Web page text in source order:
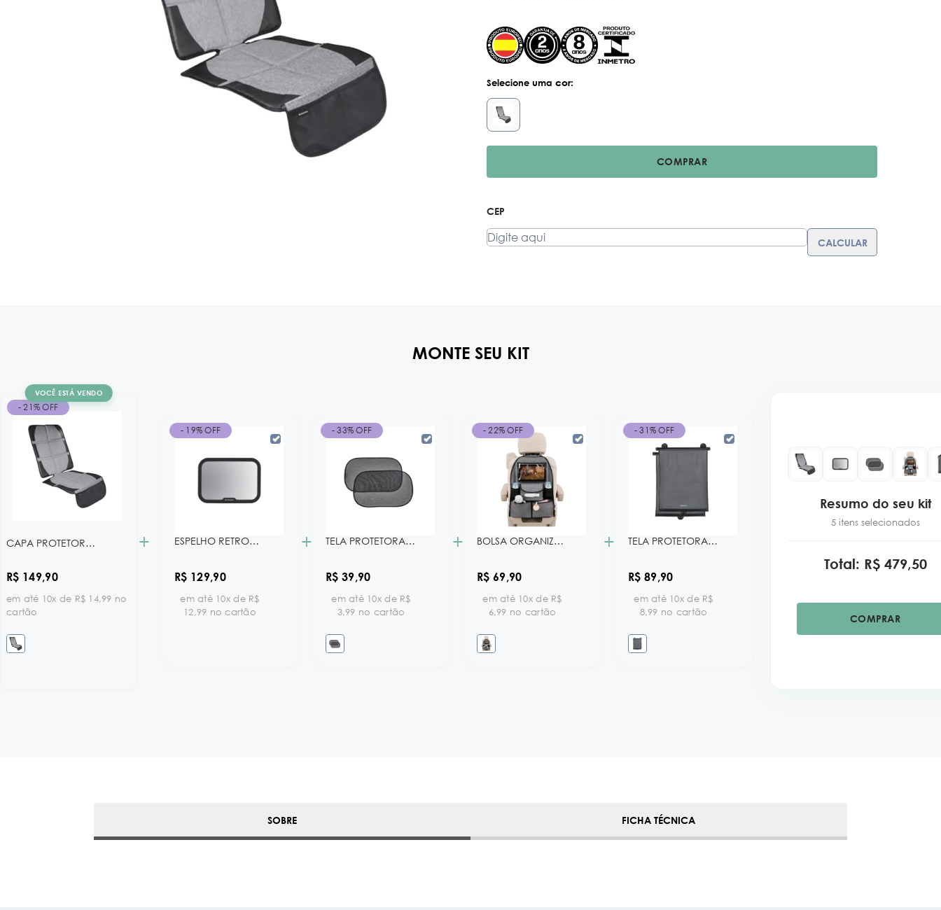
Selecione uma cor:
COMPRAR
CEP
MONTE SEU KIT
VOCÊ ESTÁ VENDO
CAPA PROTETORA PARA BANCO DE CARRO
R$ 149,90
em até 10x de R$ 14,99 no
cartão
- 21% OFF
+ ESPELHO RETROVISOR DE CARRO
R$ 129,90
em até 10x de R$
12,99 no cartão
- 19% OFF
+ TELA PROTETORA SOLAR 2 PEÇAS KB
R$ 39,90
em até 10x de R$
3,99 no cartão
- 33% OFF
+ BOLSA ORGANIZADORA PARA BANCO DE CARRO
R$ 69,90
em até 10x de R$
6,99 no cartão
- 22% OFF
+ TELA PROTETORA SOLAR RETRATIL 2 PEÇAS KB
R$ 89,90
em até 10x de R$
8,99 no cartão
- 31% OFF
Resumo do seu kit
5 itens selecionados
Total: R$ 479,50
COMPRAR
SOBRE FICHA TÉCNICA